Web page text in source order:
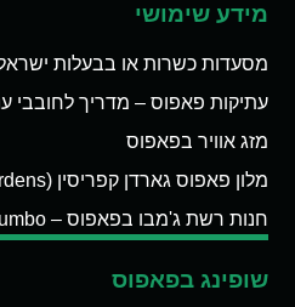
מידע שימושי
מסעדות כשרות או בבעלות
עתיקות פאפוס – מדריך לחובבי
מזג אוויר בפאפוס
מלון פאפוס גארדן קפריסין (Paphos Gardens)
חנות רשת ג'מבו בפאפוס – Jumbo
שופינג בפאפוס